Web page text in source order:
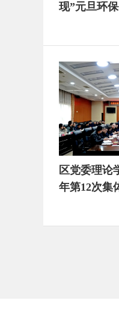
现”元旦环
区党委理论
年第12次集